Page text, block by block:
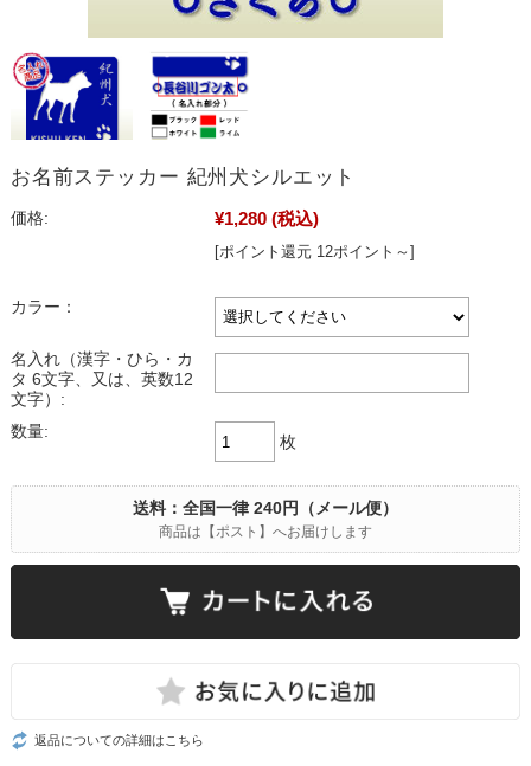
お名前ステッカー 紀州犬シルエット
価格: ¥1,280 (税込)
[ポイント還元 12ポイント～]
カラー：
名入れ（漢字・ひら・カ
タ 6文字、又は、英数12
文字）:
数量:
枚
送料：全国一律 240円（メール便）
商品は【ポスト】へお届けします
返品についての詳細はこちら